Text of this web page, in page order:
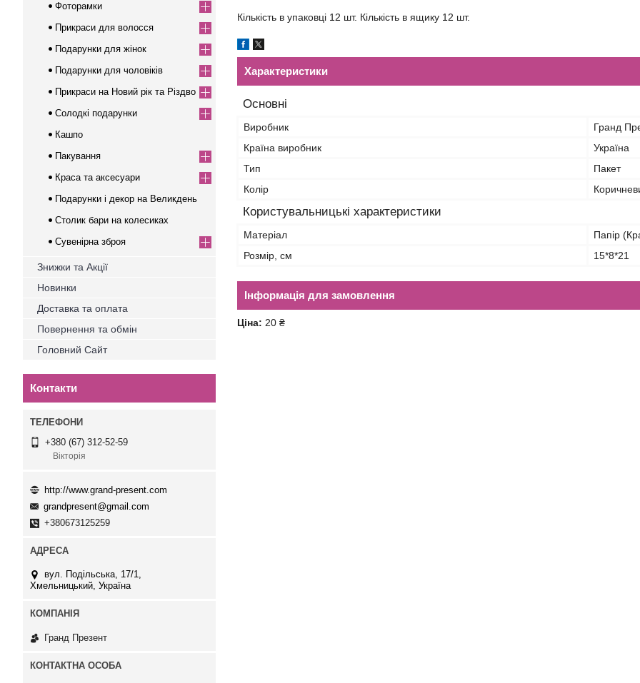
Кількість в упаковці 12 шт. Кількість в ящику 12 шт.
Характеристики
Основні
Виробник
Гранд
Країна виробник
Україна
Тип
Пакет
Колір
Користувальницькі характеристики
Матеріал
Папір
Розмір, см
15*8*21
Інформація для замовлення
Ціна: 20 ₴
Фоторамки
Прикраси для волосся
Подарунки для жінок
Подарунки для чоловіків
Прикраси на Новий рік та Різдво
Солодкі подарунки
Кашпо
Пакування
Краса та аксесуари
Подарунки і декор на Великдень
Столик бари на колесиках
Сувенірна зброя
Знижки та Акції
Новинки
Доставка та оплата
Повернення та обмін
Головний Сайт
Контакти
+380 (67) 312-52-59
Вікторія
http://www.grand-present.com
grandpresent@gmail.com
+380673125259
вул. Подільська, 17/1,
Хмельницький, Україна
Гранд Презент